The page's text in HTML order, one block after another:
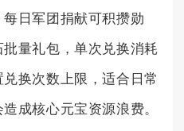
日军团捐献可积攒勋
量礼包，单次兑换消耗
换次数上限，适合日常
成核心元宝资源浪费。